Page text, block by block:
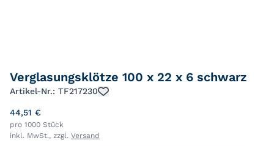
Verglasungsklötze 100 x 22 x 6 schwarz
Artikel-Nr.: TF217230
44,51 €
pro 1000 Stück
inkl. MwSt., zzgl. Versand